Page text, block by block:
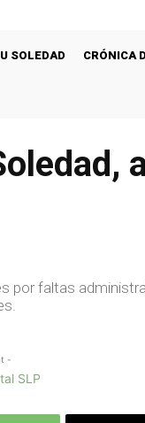
SOLEDAD CRÓNICA
por faltas
-